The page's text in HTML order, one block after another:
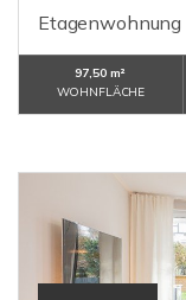
Etagenwohnung
97,50 m²
WOHNFLÄCHE